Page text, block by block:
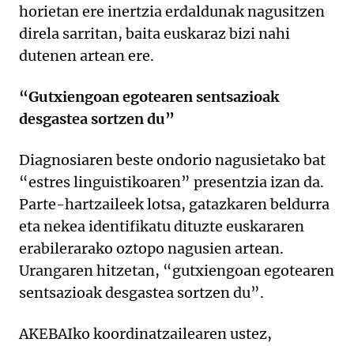
horietan ere inertzia erdaldunak nagusitzen
direla sarritan, baita euskaraz bizi nahi
dutenen artean ere.
“Gutxiengoan egotearen sentsazioak
desgastea sortzen du”
Diagnosiaren beste ondorio nagusietako bat
“estres linguistikoaren” presentzia izan da.
Parte-hartzaileek lotsa, gatazkaren beldurra
eta nekea identifikatu dituzte euskararen
erabilerarako oztopo nagusien artean.
Urangaren hitzetan, “gutxiengoan egotearen
sentsazioak desgastea sortzen du”.
AKEBAIko koordinatzailearen ustez,